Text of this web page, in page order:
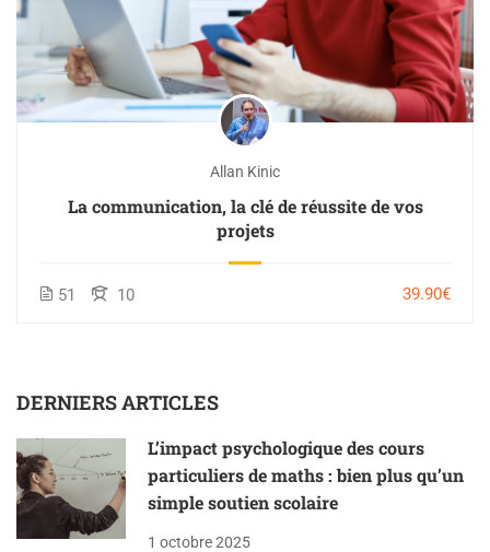
Allan Kinic
La communication, la clé de réussite de vos
projets
51 10 39.90€
DERNIERS ARTICLES
L’impact psychologique des cours
particuliers de maths : bien plus qu’un
simple soutien scolaire
1 octobre 2025